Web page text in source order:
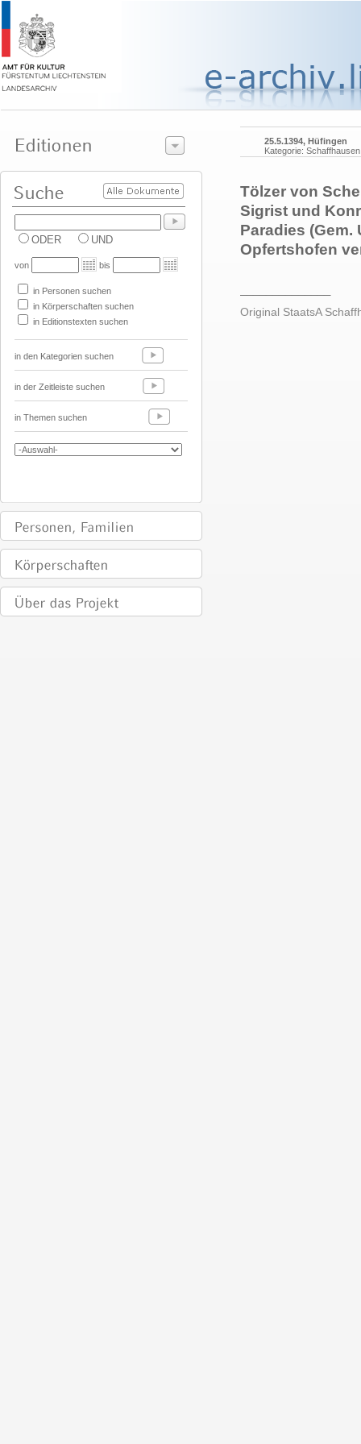
ODER UND
von bis
in Personen suchen
in Körperschaften suchen
in Editionstexten suchen
in den Kategorien suchen
in der Zeitleiste suchen
in Themen suchen
25.5.1394, Hüfingen
Kategorie:
Tölzer von
Sigrist und
Paradies (Gem.
Opfertshofen
Original StaatsA